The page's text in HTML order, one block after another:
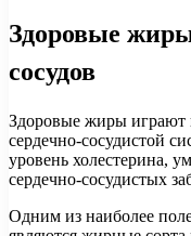
Здоровые
сосудов
Здоровые жиры играют
сердечно-сосудистой
уровень холестерина,
сердечно-сосудистых
Одним из наиболее